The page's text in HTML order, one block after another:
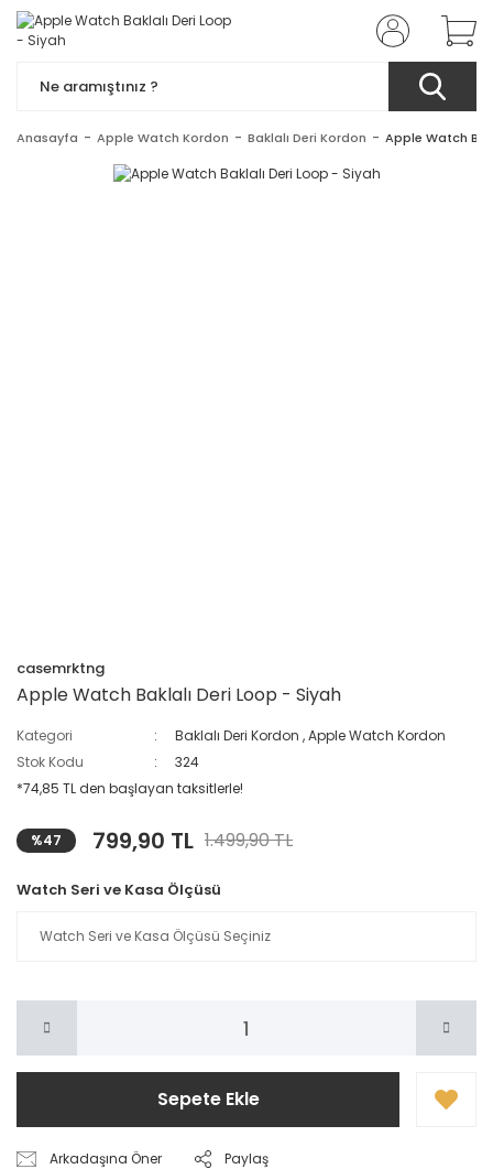
Anasayfa Apple Watch Kordon Baklalı Deri Kordon Apple Watch
casemrktng
Apple Watch Baklalı Deri Loop - Siyah
Kategori Baklalı Deri Kordon ,Apple Watch Kordon
Stok Kodu
324
*74,85 TL den başlayan taksitlerle!
%47 799,90 TL 1.499,90 TL
Watch Seri ve Kasa Ölçüsü
Sepete Ekle
Arkadaşına Öner Paylaş